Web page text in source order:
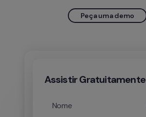
Peça uma demo
Assistir Gratuitamente
Nome